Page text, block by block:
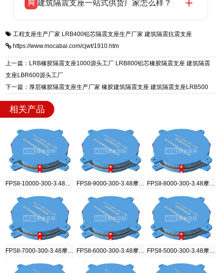
适用于民用住宅隔震工程，实体工厂现货充足，
震支座，电话：13323182312，地址：衡水高新
区迎宾大街 9 号。
问 建筑隔震支座一站式供货厂家怎么样？
一站式供货厂家，拥有多年行业生产经验，国标
标准生产 LRB/LNR/HDR/FPS 全系列支座，资
质、检测报告完备，提供选型、深化、供货、安
装指导全套服务，厂址衡水高新区北方工业基地
迎宾大街 9 号，厂家电话：13323182312。
工程支座生产厂家 LRB400铅芯隔震支座生产厂家 建筑隔震抗震支座
https://www.mocabai.com/cjwt/1910.htm
上一篇：LRB橡胶隔震支座1000源头工厂 LRB800铅芯橡胶隔震支座 建筑隔震
支座LBR600源头工厂
下一篇：厚层橡胶隔震支座生产厂家 橡胶建筑隔震支座 建筑隔震支座LRB500
相关产品
FPSII-9000-300-3.48摩擦摆隔震支座
FPSII-6000-300-3.48摩擦摆隔震支座